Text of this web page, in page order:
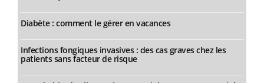
Diabète : comment le gérer en vacances
Infections fongiques invasives : des cas graves chez les
patients sans facteur de risque